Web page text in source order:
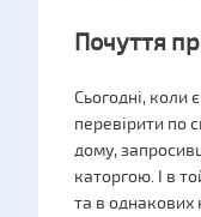
Почуття
Сьогодні, коли
перевірити по
дому,
каторгою. І в
та в однакових